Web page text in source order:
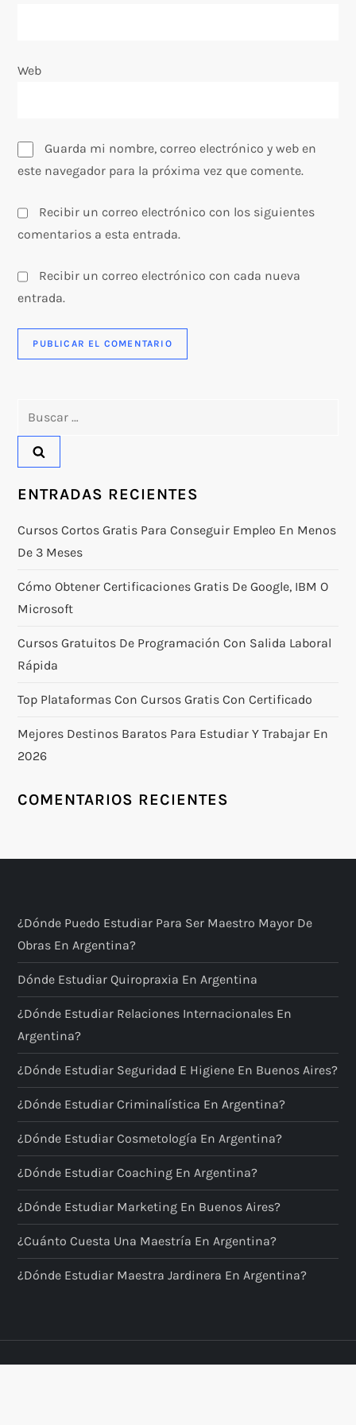
a
a
s
Web
Guarda mi nombre, correo electrónico y web en
este navegador para la próxima vez que comente.
Recibir un correo electrónico con los siguientes
comentarios a esta entrada.
Recibir un correo electrónico con cada nueva
entrada.
ENTRADAS RECIENTES
Cursos Cortos Gratis Para Conseguir Empleo En Menos
De 3 Meses
Cómo Obtener Certificaciones Gratis De Google, IBM O
Microsoft
Cursos Gratuitos De Programación Con Salida Laboral
Rápida
Top Plataformas Con Cursos Gratis Con Certificado
Mejores Destinos Baratos Para Estudiar Y Trabajar En
2026
COMENTARIOS RECIENTES
¿Dónde Puedo Estudiar Para Ser Maestro Mayor De
Obras En Argentina?
Dónde Estudiar Quiropraxia En Argentina
¿Dónde Estudiar Relaciones Internacionales En
Argentina?
¿Dónde Estudiar Seguridad E Higiene En Buenos Aires?
¿Dónde Estudiar Criminalística En Argentina?
¿Dónde Estudiar Cosmetología En Argentina?
¿Dónde Estudiar Coaching En Argentina?
¿Dónde Estudiar Marketing En Buenos Aires?
¿Cuánto Cuesta Una Maestría En Argentina?
¿Dónde Estudiar Maestra Jardinera En Argentina?